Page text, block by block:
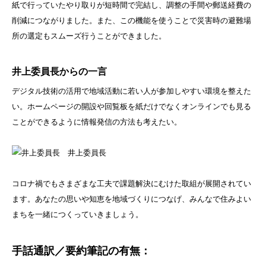
紙で行っていたやり取りが短時間で完結し、調整の手間や郵送経費の
削減につながりました。また、この機能を使うことで災害時の避難場
所の選定もスムーズ行うことができました。
井上委員長からの一言
デジタル技術の活用で地域活動に若い人が参加しやすい環境を整えた
い。ホームページの開設や回覧板を紙だけでなくオンラインでも見る
ことができるように情報発信の方法も考えたい。
井上委員長
コロナ禍でもさまざまな工夫で課題解決にむけた取組が展開されてい
ます。あなたの思いや知恵を地域づくりにつなげ、みんなで住みよい
まちを一緒につくっていきましょう。
手話通訳／要約筆記の有無：